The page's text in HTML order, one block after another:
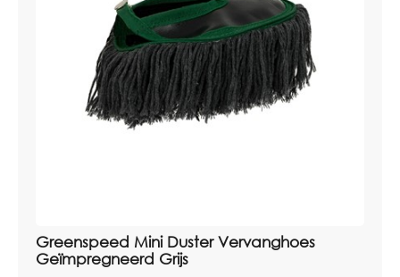
Greenspeed Mini Duster Vervanghoes
Geïmpregneerd Grijs